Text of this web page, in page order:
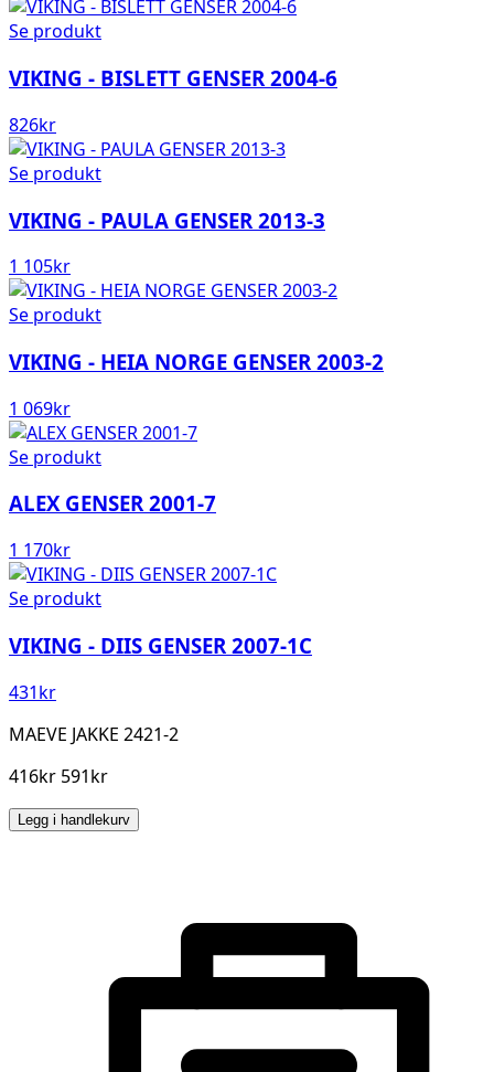
Se produkt
VIKING - BISLETT GENSER 2004-6
826kr
Se produkt
VIKING - PAULA GENSER 2013-3
1 105kr
Se produkt
VIKING - HEIA NORGE GENSER 2003-2
1 069kr
Se produkt
ALEX GENSER 2001-7
1 170kr
Se produkt
VIKING - DIIS GENSER 2007-1C
431kr
MAEVE JAKKE 2421-2
416kr 591kr
Legg i handlekurv